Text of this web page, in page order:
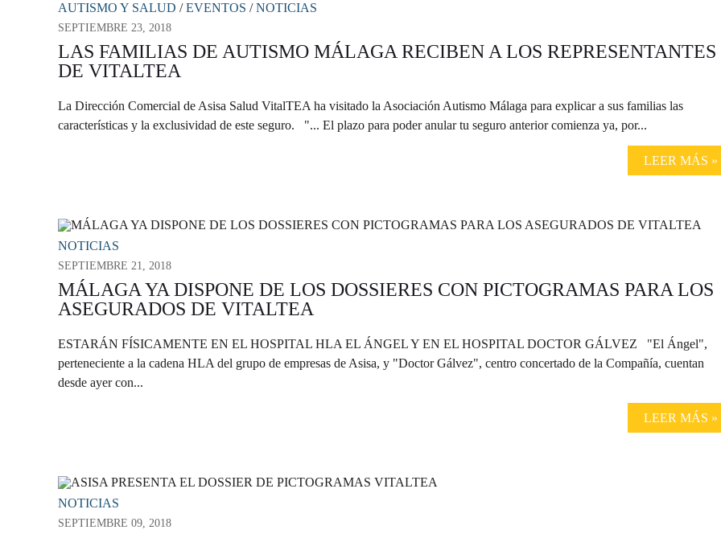
AUTISMO Y SALUD /EVENTOS /NOTICIAS
SEPTIEMBRE 23, 2018
LAS FAMILIAS DE AUTISMO MÁLAGA RECIBEN A LOS REPRESENTANTES
DE VITALTEA
La Dirección Comercial de Asisa Salud VitalTEA ha visitado la Asociación Autismo Málaga para explicar a sus familias las
características y la exclusividad de este seguro. "... El plazo para poder anular tu seguro anterior comienza ya, por...
LEER MÁS »
NOTICIAS
SEPTIEMBRE 21, 2018
MÁLAGA YA DISPONE DE LOS DOSSIERES CON PICTOGRAMAS PARA LOS
ASEGURADOS DE VITALTEA
ESTARÁN FÍSICAMENTE EN EL HOSPITAL HLA EL ÁNGEL Y EN EL HOSPITAL DOCTOR GÁLVEZ "El Ángel",
perteneciente a la cadena HLA del grupo de empresas de Asisa, y "Doctor Gálvez", centro concertado de la Compañía, cuentan
desde ayer con...
LEER MÁS »
NOTICIAS
SEPTIEMBRE 09, 2018